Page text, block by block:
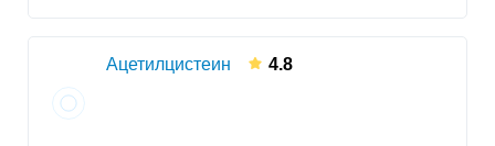
Ацетилцистеин 4.8